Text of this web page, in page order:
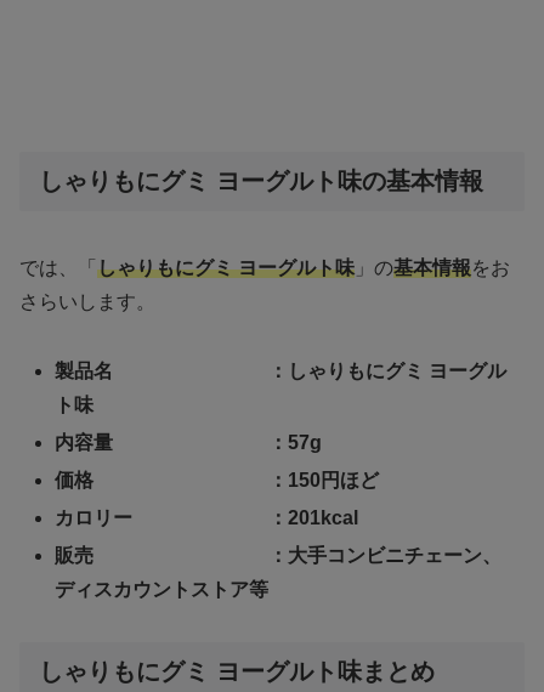
しゃりもにグミ ヨーグルト味の基本情報
では、「 しゃりもにグミ ヨーグルト味 」の基本情報をお
さらいします。
製品名 ：しゃりもにグミ ヨーグル
ト味
内容量 ：57g
価格 ：150円ほど
カロリー ：201kcal
販売 ：大手コンビニチェーン、
ディスカウントストア等
しゃりもにグミ ヨーグルト味まとめ